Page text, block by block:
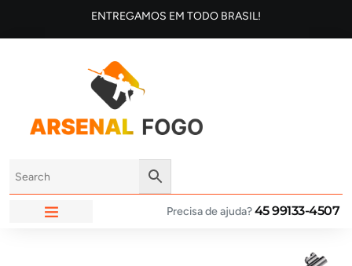
ENTREGAMOS EM TODO BRASIL!
Precisa de ajuda?45 99133-4507